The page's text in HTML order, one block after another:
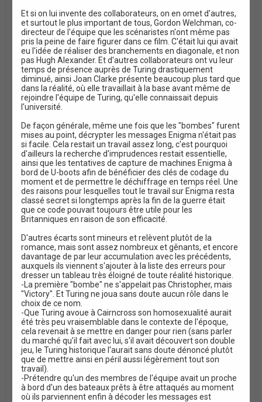
Et si on lui invente des collaborateurs, on en omet d'autres,
et surtout le plus important de tous, Gordon Welchman, co-
directeur de l'équipe que les scénaristes n'ont même pas
pris la peine de faire figurer dans ce film. C'était lui qui avait
eu l'idée de réaliser des branchements en diagonale, et non
pas Hugh Alexander. Et d'autres collaborateurs ont vu leur
temps de présence auprès de Turing drastiquement
diminué, ainsi Joan Clarke présente beaucoup plus tard que
dans la réalité, où elle travaillait à la base avant même de
rejoindre l'équipe de Turing, qu'elle connaissait depuis
l'université.
De façon générale, même une fois que les "bombes" furent
mises au point, décrypter les messages Enigma n'était pas
si facile. Cela restait un travail assez long, c'est pourquoi
d'ailleurs la recherche d'imprudences restait essentielle,
ainsi que les tentatives de capture de machines Enigma à
bord de U-boots afin de bénéficier des clés de codage du
moment et de permettre le déchiffrage en temps réel. Une
des raisons pour lesquelles tout le travail sur Enigma resta
classé secret si longtemps après la fin de la guerre était
que ce code pouvait toujours être utile pour les
Britanniques en raison de son efficacité.
D'autres écarts sont mineurs et relèvent plutôt de la
romance, mais sont assez nombreux et gênants, et encore
davantage de par leur accumulation avec les précédents,
auxquels ils viennent s'ajouter à la liste des erreurs pour
dresser un tableau très éloigné de toute réalité historique.
-La première "bombe" ne s'appelait pas Christopher, mais
"Victory". Et Turing ne joua sans doute aucun rôle dans le
choix de ce nom.
-Que Turing avoue à Cairncross son homosexualité aurait
été très peu vraisemblable dans le contexte de l'époque,
cela revenait à se mettre en danger pour rien (sans parler
du marché qu'il fait avec lui, s'il avait découvert son double
jeu, le Turing historique l'aurait sans doute dénoncé plutôt
que de mettre ainsi en péril aussi légèrement tout son
travail).
-Prétendre qu'un des membres de l'équipe avait un proche
à bord d'un des bateaux prêts à être attaqués au moment
où ils parviennent enfin à décoder les messages est